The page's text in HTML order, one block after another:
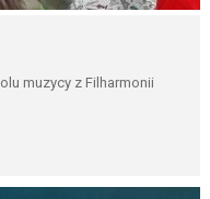
muzycy z Filharmonii